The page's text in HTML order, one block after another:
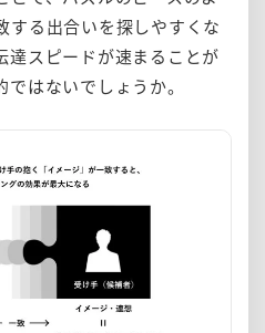
する出合いを探しやすくな
達スピードが速まることが
はないでしょうか。